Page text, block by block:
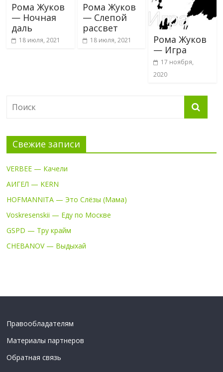
Рома Жуков
— Ночная
даль
18 июля, 2021
Рома Жуков
— Слепой
рассвет
18 июля, 2021
Рома Жуков
— Игра
17 ноября,
2020
Свежие записи
VERBEE — Качели
АИГЕЛ — KERN
HOFMANNITA — Это Слёзы (Мама)
Voskresenskii — Еду по Москве
GSPD — Тру крайм
CHEBANOV — Выдыхай
Правообладателям
Материалы партнеров
Обратная связь